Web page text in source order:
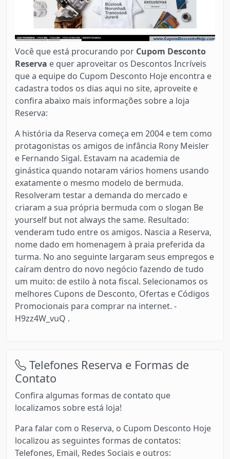
Você que está procurando por Cupom Desconto
Reserva e quer aproveitar os Descontos Incríveis
que a equipe do Cupom Desconto Hoje encontra e
cadastra todos os dias aqui no site, aproveite e
confira abaixo mais informações sobre a loja
Reserva:
A história da Reserva começa em 2004 e tem como
protagonistas os amigos de infância Rony Meisler
e Fernando Sigal. Estavam na academia de
ginástica quando notaram vários homens usando
exatamente o mesmo modelo de bermuda.
Resolveram testar a demanda do mercado e
criaram a sua própria bermuda com o slogan Be
yourself but not always the same. Resultado:
venderam tudo entre os amigos. Nascia a Reserva,
nome dado em homenagem à praia preferida da
turma. No ano seguinte largaram seus empregos e
caíram dentro do novo negócio fazendo de tudo
um muito: de estilo à nota fiscal. Selecionamos os
melhores Cupons de Desconto, Ofertas e Códigos
Promocionais para comprar na internet. -
H9zz4W_vuQ .
Telefones Reserva e Formas de
Contato
Confira algumas formas de contato que
localizamos sobre está loja!
Para falar com o Reserva, o Cupom Desconto Hoje
localizou as seguintes formas de contatos:
Telefones, Email, Redes Sociais e outros: